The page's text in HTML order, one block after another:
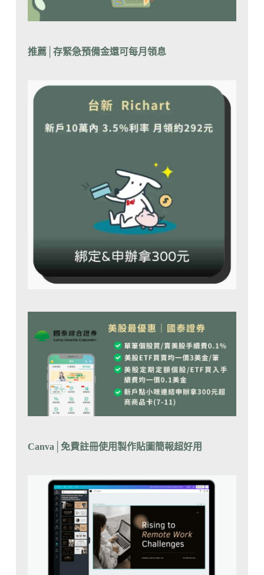
推薦│ 存緊急預備金還可每月領息
Canva 免費註冊使用製作貼圖簡報超好用